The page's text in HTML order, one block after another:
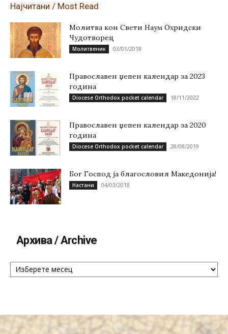
Најчитани / Most Read
Молитва кон Свети Наум Охридски
Чудотворец
Молитвеник 03/01/2018
Православен џепен календар за 2023
година
Diocese Orthodox pocket calendar 18/11/2022
Православен џепен календар за 2020
година
Diocese Orthodox pocket calendar 28/08/2019
Бог Господ ја благословил Македонија!
Настани 04/03/2018
Архива / Archive
Архива